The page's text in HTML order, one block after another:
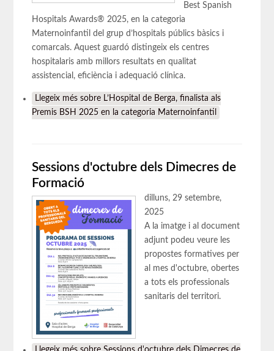
Best Spanish
Hospitals Awards® 2025, en la categoria
Maternoinfantil del grup d’hospitals públics bàsics i
comarcals. Aquest guardó distingeix els centres
hospitalaris amb millors resultats en qualitat
assistencial, eficiència i adequació clínica.
Llegeix més sobre L’Hospital de Berga, finalista als
Premis BSH 2025 en la categoria Maternoinfantil
Sessions d'octubre dels Dimecres de
Formació
dilluns, 29 setembre,
2025
A la imatge i al document
adjunt podeu veure les
propostes formatives per
al mes d'octubre, obertes
a tots els professionals
sanitaris del territori.